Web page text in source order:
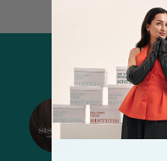
Підписатися